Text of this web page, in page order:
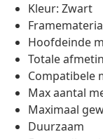
Kleur: Zwart
Hoofdeinde
Totale
Compatibele
Max aantal
Maximaal
Duurzaam